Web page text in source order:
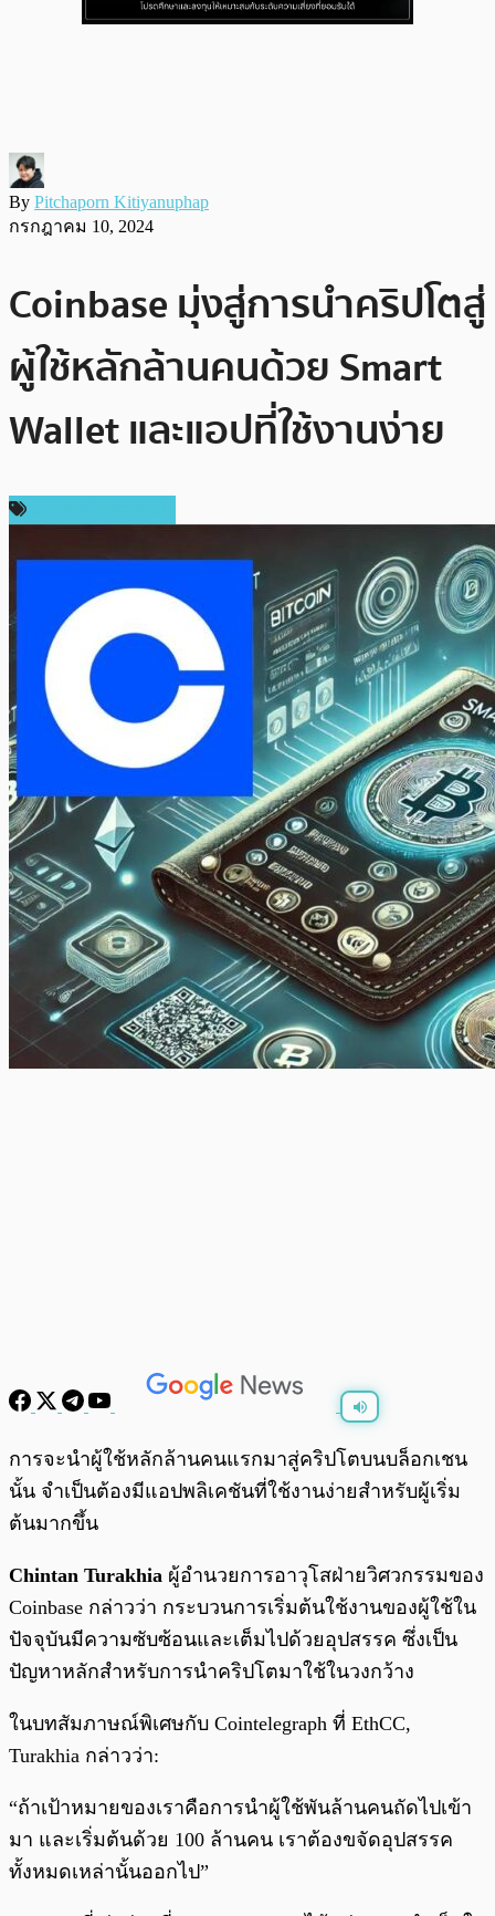
By Pitchaporn Kitiyanuphap
กรกฎาคม 10, 2024
Coinbase มุ่งสู่การนำคริปโตสู่
ผู้ใช้หลักล้านคนด้วย Smart
Wallet และแอปที่ใช้งานง่าย
พร้อมเล่น /
การจะนำผู้ใช้หลักล้านคนแรกมาสู่คริปโตบนบล็อกเชน
นั้น จำเป็นต้องมีแอปพลิเคชันที่ใช้งานง่ายสำหรับผู้เริ่ม
ต้นมากขึ้น
Chintan Turakhia ผู้อำนวยการอาวุโสฝ่ายวิศวกรรมของ
Coinbase กล่าวว่า กระบวนการเริ่มต้นใช้งานของผู้ใช้ใน
ปัจจุบันมีความซับซ้อนและเต็มไปด้วยอุปสรรค ซึ่งเป็น
ปัญหาหลักสำหรับการนำคริปโตมาใช้ในวงกว้าง
ในบทสัมภาษณ์พิเศษกับ Cointelegraph ที่ EthCC,
Turakhia กล่าวว่า:
“ถ้าเป้าหมายของเราคือการนำผู้ใช้พันล้านคนถัดไปเข้า
มา และเริ่มต้นด้วย 100 ล้านคน เราต้องขจัดอุปสรรค
ทั้งหมดเหล่านั้นออกไป”